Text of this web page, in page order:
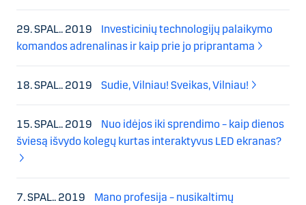
29. SPAL.. 2019
Investicinių technologijų palaikymo
komandos adrenalinas ir kaip prie jo priprantama
18. SPAL.. 2019 Sudie, Vilniau! Sveikas, Vilniau!
15. SPAL.. 2019
Nuo idėjos iki sprendimo – kaip dienos
šviesą išvydo kolegų kurtas interaktyvus LED ekranas?
7. SPAL.. 2019
Mano profesija – nusikaltimų